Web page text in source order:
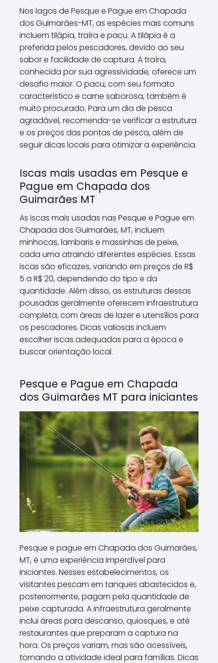
Nos lagos de Pesque e Pague em Chapada
dos Guimarães-MT, as espécies mais comuns
incluem tilápia, traíra e pacu. A tilápia é a
preferida pelos pescadores, devido ao seu
sabor e facilidade de captura. A traíra,
conhecida por sua agressividade, oferece um
desafio maior. O pacu, com seu formato
característico e carne saborosa, também é
muito procurado. Para um dia de pesca
agradável, recomenda-se verificar a estrutura
e os preços das pontas de pesca, além de
seguir dicas locais para otimizar a experiência.
Iscas mais usadas em Pesque e
Pague em Chapada dos
Guimarães MT
As iscas mais usadas nas Pesque e Pague em
Chapada dos Guimarães, MT, incluem
minhocas, lambaris e massinhas de peixe,
cada uma atraindo diferentes espécies. Essas
iscas são eficazes, variando em preços de R$
5 a R$ 20, dependendo do tipo e da
quantidade. Além disso, as estruturas dessas
pousadas geralmente oferecem infraestrutura
completa, com áreas de lazer e utensílios para
os pescadores. Dicas valiosas incluem
escolher iscas adequadas para a época e
buscar orientação local.
Pesque e Pague em Chapada
dos Guimarães MT para iniciantes
Pesque e pague em Chapada dos Guimarães,
MT, é uma experiência imperdível para
iniciantes. Nesses estabelecimentos, os
visitantes pescam em tanques abastecidos e,
posteriormente, pagam pela quantidade de
peixe capturada. A infraestrutura geralmente
inclui áreas para descanso, quiosques, e até
restaurantes que preparam a captura na
hora. Os preços variam, mas são acessíveis,
tornando a atividade ideal para famílias. Dicas